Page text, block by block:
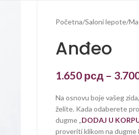
Početna/Saloni lepote/
Anđeo
1.650 рсд –
Na osnovu boje vašeg
želite. Kada odaberete
dugme „DODAJ U
proveriti klikom na dugme